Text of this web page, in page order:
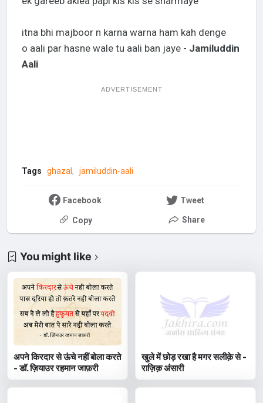
itna bhi majboor n karna warna ham kah denge
o aali par hasne wale tu aali ban jaye - Jamiluddin
Aali
ADVERTISEMENT
Tags ghazal jamiluddin-aali
Facebook Tweet
Copy Share
You might like
अपने किरदार से ऊंचे नहीं बोला करते
- डॉ. ज़ियाउर रहमान जाफ़री
खुले में छोड़ रखा है मगर सलीक़े से -
राज़िक़ अंसारी